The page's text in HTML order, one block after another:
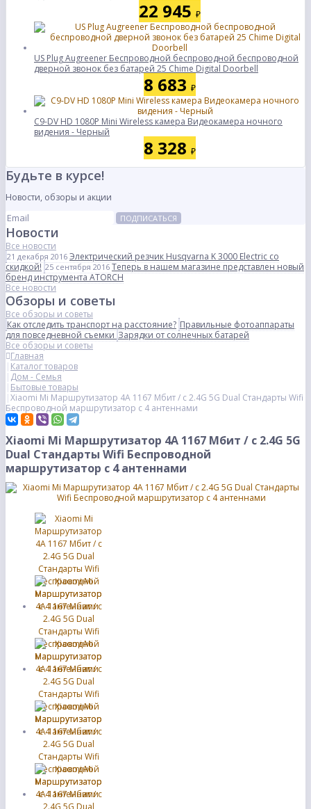
22 945 ₽
US Plug Augreener Беспроводной беспроводной беспроводной
дверной звонок без батарей 25 Chime Digital Doorbell
8 683 ₽
C9-DV HD 1080P Mini Wireless камера Видеокамера ночного
видения - Черный
8 328 ₽
Будьте в курсе!
Новости, обзоры и акции
ПОДПИСАТЬСЯ
Новости
Все новости
21 декабря 2016 Электрический резчик Husqvarna K 3000 Electric со
скидкой! 25 сентября 2016 Теперь в нашем магазине представлен новый
бренд инструмента ATORCH
Все новости
Обзоры и советы
Все обзоры и советы
Как отследить транспорт на расстояние? Правильные фотоаппараты
для повседневной съемкиЗарядки от солнечных батарей
Все обзоры и советы
Главная
Каталог товаров
Дом - Семья
Бытовые товары
Xiaomi Mi Маршрутизатор 4A 1167 Мбит / с 2.4G 5G Dual Стандарты Wifi
Беспроводной маршрутизатор с 4 антеннами
Xiaomi Mi Маршрутизатор 4A 1167 Мбит / с 2.4G 5G
Dual Стандарты Wifi Беспроводной
маршрутизатор с 4 антеннами